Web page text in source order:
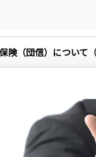
保険（団信）につい